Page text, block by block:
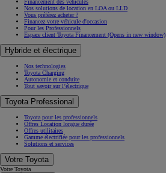
Nos solutions de location en LOA ou LLD
Vous préférez acheter ?
Financez votre véhicule d'occasion
Pour les Professionnels
Espace client Toyota Financement (Opens in new window)
Hybride et électrique
Nos technologies
Toyota Charging
Autonomie et conduite
Tout savoir sur l’électrique
Toyota Professional
Toyota pour les professionnels
Offres Location longue durée
Offres utilitaires
Gamme électrifiée pour les professionnels
Solutions et services
Votre Toyota
Votre Toyota